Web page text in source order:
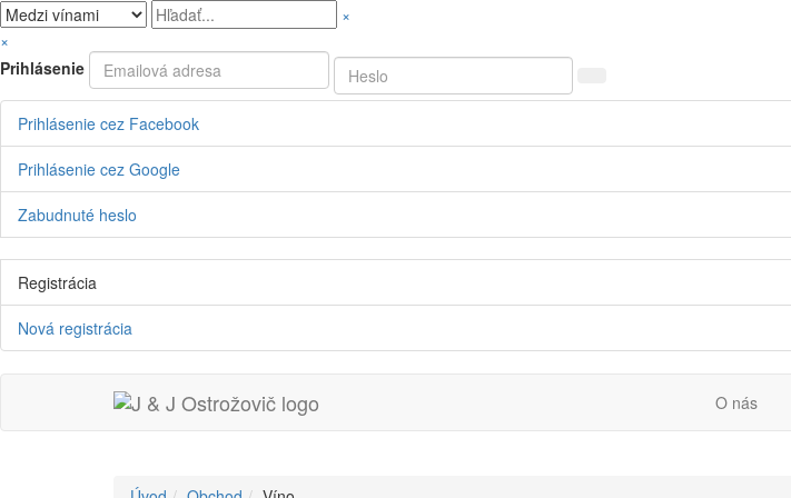
×
×
Prihlásenie
Prihlásenie cez Facebook
Prihlásenie cez Google
Zabudnuté heslo
Registrácia
Nová registrácia
O nás